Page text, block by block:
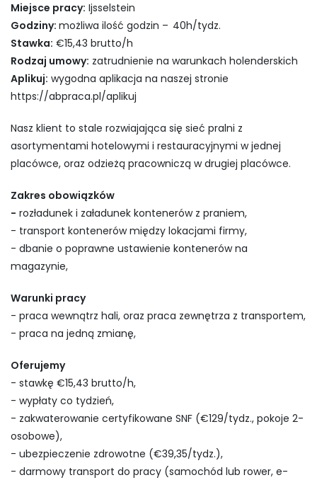
Miejsce pracy: Ijsselstein
Godziny: możliwa ilość godzin – 40h/tydz.
Stawka: €15,43 brutto/h
Rodzaj umowy: zatrudnienie na warunkach holenderskich
Aplikuj: wygodna aplikacja na naszej stronie
https://abpraca.pl/aplikuj
Nasz klient to stale rozwiajająca się sieć pralni z
asortymentami hotelowymi i restauracyjnymi w jednej
placówce, oraz odzieżą pracowniczą w drugiej placówce.
Zakres obowiązków
- rozładunek i załadunek kontenerów z praniem,
- transport kontenerów między lokacjami firmy,
- dbanie o poprawne ustawienie kontenerów na
magazynie,
Warunki pracy
- praca wewnątrz hali, oraz praca zewnętrza z transportem,
- praca na jedną zmianę,
Oferujemy
- stawkę €15,43 brutto/h,
- wypłaty co tydzień,
- zakwaterowanie certyfikowane SNF (€129/tydz., pokoje 2-
osobowe),
- ubezpieczenie zdrowotne (€39,35/tydz.),
- darmowy transport do pracy (samochód lub rower, e-